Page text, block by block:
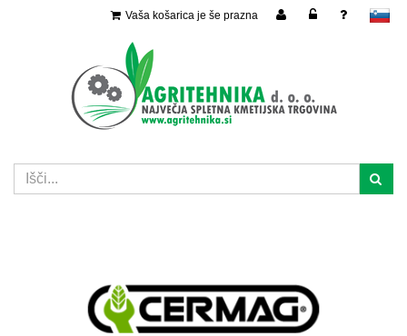
slovensko
Vaša košarica je še prazna